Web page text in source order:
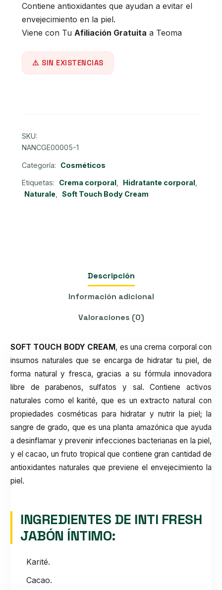
era:
S/64.00.
es:
S/42.00.
Contiene antioxidantes que ayudan a evitar el
envejecimiento en la piel.
Viene con Tu Afiliación Gratuita a Teoma
SIN EXISTENCIAS
SKU:
NANCGE00005-1
Categoría: Cosméticos
Etiquetas: Crema corporal Hidratante corporal
Naturale
Soft Touch Body Cream
Descripción
Información adicional
Valoraciones (0)
SOFT TOUCH BODY CREAM , es una crema corporal con
insumos naturales que se encarga de hidratar tu piel, de
forma natural y fresca, gracias a su fórmula innovadora
libre de parabenos, sulfatos y sal. Contiene activos
naturales como el karité, que es un extracto natural con
propiedades cosméticas para hidratar y nutrir la piel; la
sangre de grado, que es una planta amazónica que ayuda
a desinflamar y prevenir infecciones bacterianas en la piel,
y el cacao, un fruto tropical que contiene gran cantidad de
antioxidantes naturales que previene el envejecimiento la
piel.
INGREDIENTES DE INTI FRESH
JABÓN ÍNTIMO:
Karité.
Cacao.